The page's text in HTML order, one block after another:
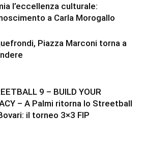
l’eccellenza culturale:
a Carla Morogallo
Piazza Marconi torna a
9 – BUILD YOUR
– A Palmi ritorna lo Streetball
il torneo 3×3 FIP